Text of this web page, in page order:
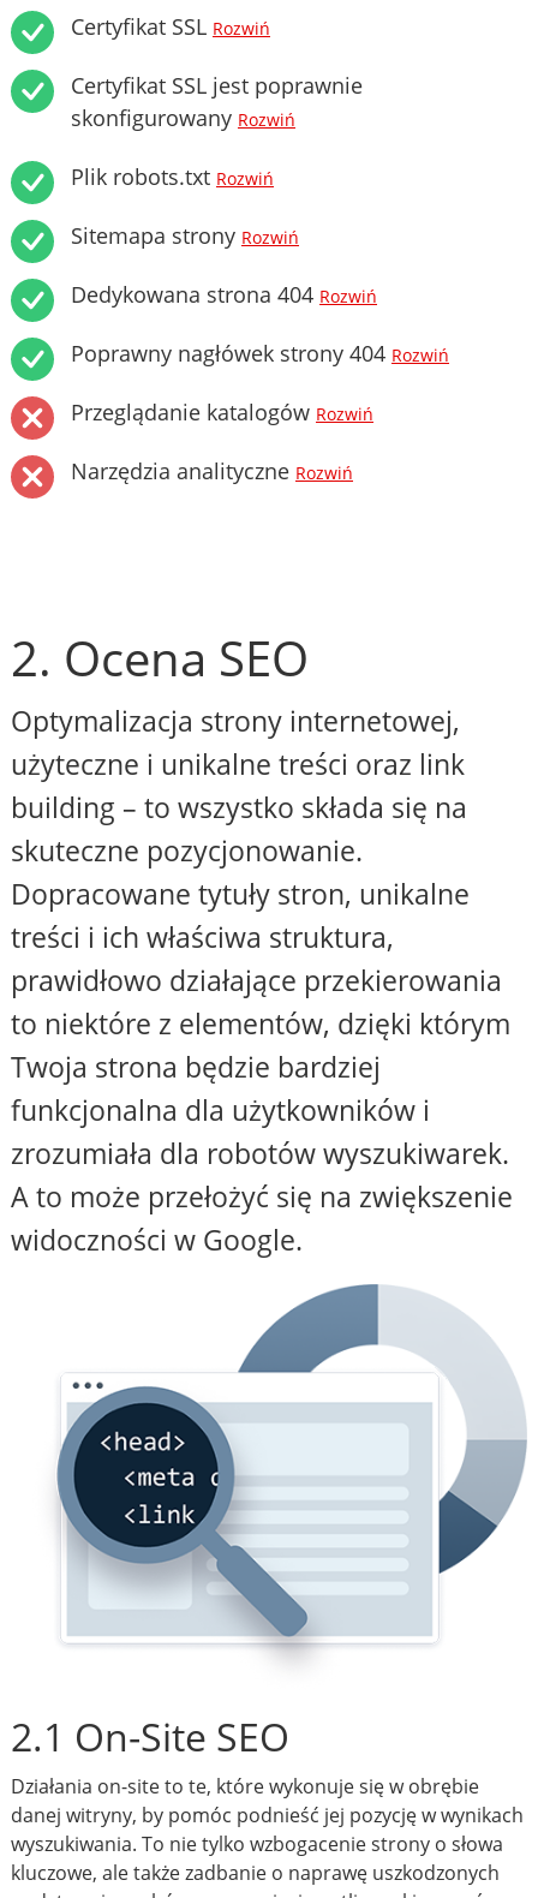
Certyfikat SSL Rozwiń
Certyfikat SSL jest poprawnie
skonfigurowany Rozwiń
Plik robots.txt Rozwiń
Sitemapa strony Rozwiń
Dedykowana strona 404 Rozwiń
Poprawny nagłówek strony 404 Rozwiń
Przeglądanie katalogów Rozwiń
Narzędzia analityczne Rozwiń
2. Ocena SEO
Optymalizacja strony internetowej,
użyteczne i unikalne treści oraz link
building – to wszystko składa się na
skuteczne pozycjonowanie.
Dopracowane tytuły stron, unikalne
treści i ich właściwa struktura,
prawidłowo działające przekierowania
to niektóre z elementów, dzięki którym
Twoja strona będzie bardziej
funkcjonalna dla użytkowników i
zrozumiała dla robotów wyszukiwarek.
A to może przełożyć się na zwiększenie
widoczności w Google.
2.1 On-Site SEO
Działania on-site to te, które wykonuje się w obrębie
danej witryny, by pomóc podnieść jej pozycję w wynikach
wyszukiwania. To nie tylko wzbogacenie strony o słowa
kluczowe, ale także zadbanie o naprawę uszkodzonych